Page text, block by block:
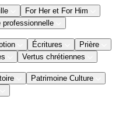
For Her et For Him
professionnelle
Écritures
Prière
Vertus chrétiennes
Patrimoine Culture